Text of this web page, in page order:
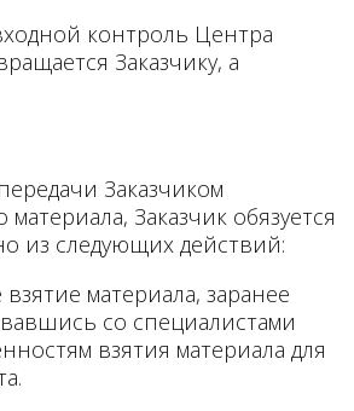
контроль Центра
Заказчику, а
Заказчиком
Заказчик обязуется
из следующих действий:
материала, заранее
со специалистами
взятия материала для